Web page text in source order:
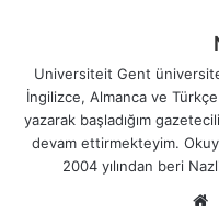
Universiteit Gent
İngilizce, Almanca ve
yazarak başladığım
devam ettirmekteyim.
2004 yılından beri